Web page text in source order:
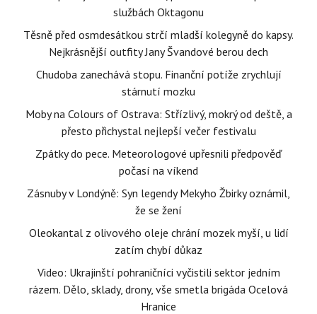
službách Oktagonu
Těsně před osmdesátkou strčí mladší kolegyně do kapsy.
Nejkrásnější outfity Jany Švandové berou dech
Chudoba zanechává stopu. Finanční potíže zrychlují
stárnutí mozku
Moby na Colours of Ostrava: Střízlivý, mokrý od deště, a
přesto přichystal nejlepší večer festivalu
Zpátky do pece. Meteorologové upřesnili předpověď
počasí na víkend
Zásnuby v Londýně: Syn legendy Mekyho Žbirky oznámil,
že se žení
Oleokantal z olivového oleje chrání mozek myší, u lidí
zatím chybí důkaz
Video: Ukrajinští pohraničníci vyčistili sektor jedním
rázem. Dělo, sklady, drony, vše smetla brigáda Ocelová
Hranice